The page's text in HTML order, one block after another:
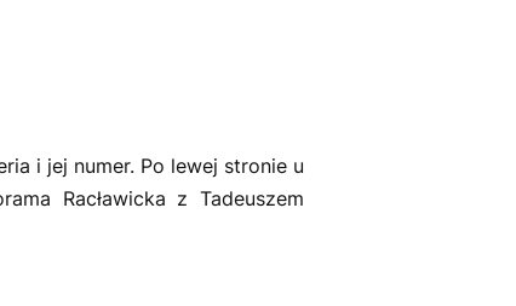
i jej numer. Po lewej stronie u
Racławicka z Tadeuszem